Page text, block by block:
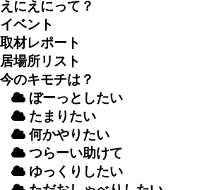
えにえにって？
イベント
取材レポート
居場所リスト
今のキモチは？
ぼーっとしたい
たまりたい
何かやりたい
つらーい助けて
ゆっくりしたい